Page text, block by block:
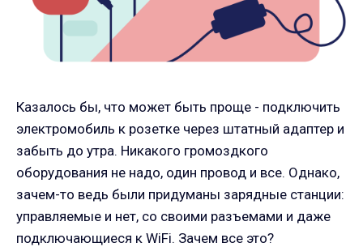
Казалось бы, что может быть проще - подключить
электромобиль к розетке через штатный адаптер и
забыть до утра. Никакого громоздкого
оборудования не надо, один провод и все. Однако,
зачем-то ведь были придуманы зарядные станции:
управляемые и нет, со своими разъемами и даже
подключающиеся к WiFi. Зачем все это?